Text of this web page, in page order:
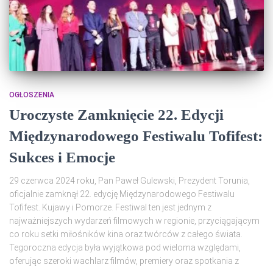
OGŁOSZENIA
Uroczyste Zamknięcie 22. Edycji
Międzynarodowego Festiwalu Tofifest:
Sukces i Emocje
29 czerwca 2024 roku, Pan Paweł Gulewski, Prezydent Torunia,
oficjalnie zamknął 22. edycję Międzynarodowego Festiwalu
Tofifest. Kujawy i Pomorze. Festiwal ten jest jednym z
najważniejszych wydarzeń filmowych w regionie, przyciągającym
co roku setki miłośników kina oraz twórców z całego świata.
Tegoroczna edycja była wyjątkowa pod wieloma względami,
oferując szeroki wachlarz filmów, premiery oraz spotkania z